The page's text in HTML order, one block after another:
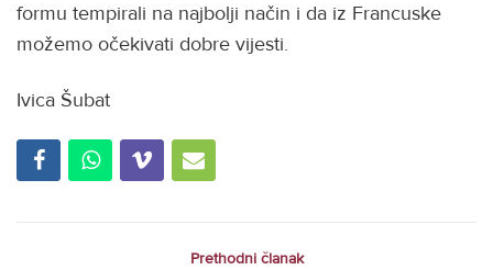
formu tempirali na najbolji način i da iz Francuske
možemo očekivati dobre vijesti.
Ivica Šubat
Prethodni članak